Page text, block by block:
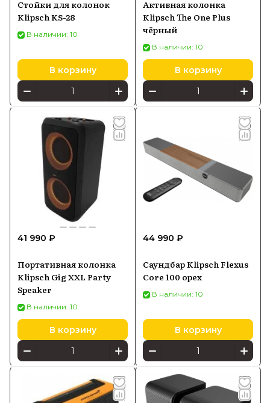
Стойки для колонок
Klipsch KS-28
В наличии: 10
В корзину
Активная колонка
Klipsch The One Plus
чёрный
В наличии: 10
В корзину
41 990 ₽
Портативная колонка
Klipsch Gig XXL Party
Speaker
В наличии: 10
В корзину
44 990 ₽
Саундбар Klipsch Flexus
Core 100 орех
В наличии: 10
В корзину